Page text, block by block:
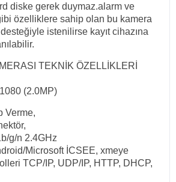
diske gerek duymaz.alarm ve
özelliklere sahip olan bu kamera
istenilirse kayıt cihazına
TEKNİK ÖZELLİKLERİ
(2.0MP)
Verme,
g/n 2.4GHz
Microsoft İCSEE, xmeye
TCP/IP, UDP/IP, HTTP, DHCP,